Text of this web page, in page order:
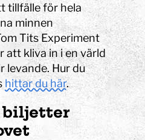
tillfälle för hela
minnen
Tits Experiment
att kliva in i en värld
levande. Hur du
hittar du här.
biljetter